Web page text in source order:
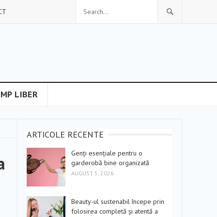
LIBER
ARTICOLE RECENTE
Genți esențiale pentru o
garderobă bine organizată
AUGUST 5, 2026
Beauty-ul sustenabil începe prin
folosirea completă și atentă a